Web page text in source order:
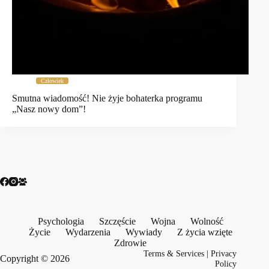
Człowiek
Smutna wiadomość! Nie żyje bohaterka programu
„Nasz nowy dom”!
Psychologia Szczęście Wojna
Wolność
Życie
Wydarzenia Wywiady
Z życia wzięte
Zdrowie
Copyright © 2026
Terms & Services |Privacy
Policy